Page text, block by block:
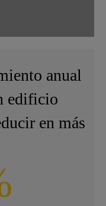
anual
edificio
en más